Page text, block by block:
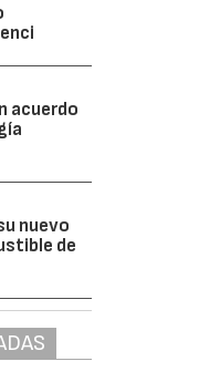
acuerdo
nuevo
de